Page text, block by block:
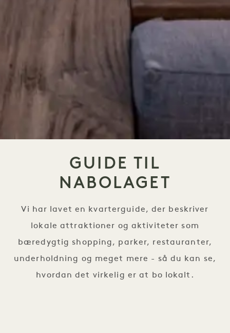
GUIDE TIL
NABOLAGET
Vi har lavet en kvarterguide, der beskriver
lokale attraktioner og aktiviteter som
bæredygtig shopping, parker, restauranter,
underholdning og meget mere - så du kan se,
hvordan det virkelig er at bo lokalt.